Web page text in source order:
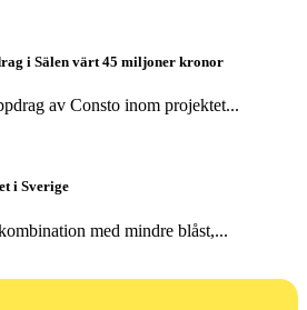
i Sälen värt 45 miljoner kronor
av Consto inom projektet...
i Sverige
med mindre blåst,...